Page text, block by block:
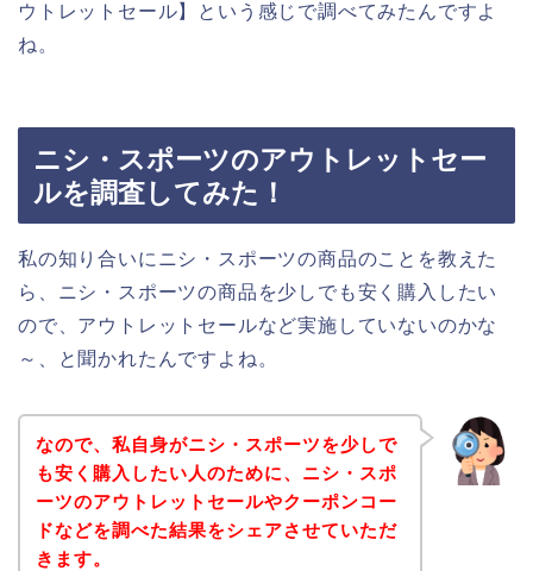
ウトレットセール】という感じで調べてみたんですよ
ね。
ニシ・スポーツのアウトレットセー
ルを調査してみた！
私の知り合いにニシ・スポーツの商品のことを教えた
ら、ニシ・スポーツの商品を少しでも安く購入したい
ので、アウトレットセールなど実施していないのかな
～、と聞かれたんですよね。
なので、私自身がニシ・スポーツを少しで
も安く購入したい人のために、ニシ・スポ
ーツのアウトレットセールやクーポンコー
ドなどを調べた結果をシェアさせていただ
きます。